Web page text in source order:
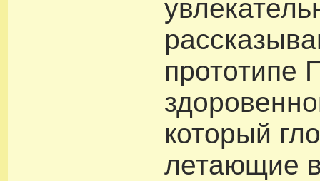
прототипе
который
летающие